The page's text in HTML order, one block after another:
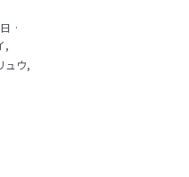
·
,
ュウ,